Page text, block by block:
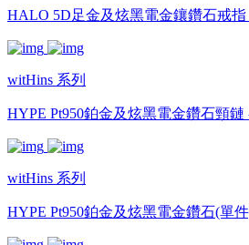
HALO 5D足金及炫黑電金鑲鑽石戒指
witHins 系列
HYPE Pt950鉑金及炫黑電金鑽石頸鏈
witHins 系列
HYPE Pt950鉑金及炫黑電金鑽石(單